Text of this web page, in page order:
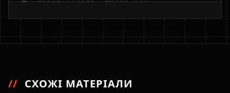
INPUT_LOGGED: THANK YOU
// СХОЖІ МАТЕРІАЛИ